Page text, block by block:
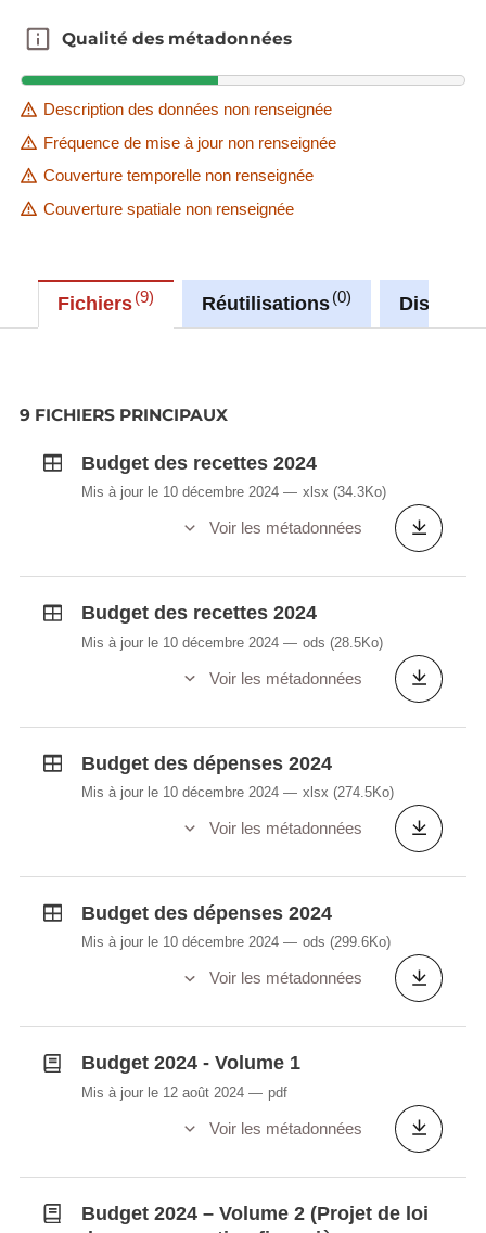
Qualité des métadonnées
Qualité des métadonnées
Description des données non renseignée
Fréquence de mise à jour non renseignée
Couverture temporelle non renseignée
Couverture spatiale non renseignée
Fichiers 9 Réutilisations 0
9 FICHIERS PRINCIPAUX
Budget des recettes 2024
Mis à jour le 10 décembre 2024 xlsx (34.3Ko)
Voir les métadonnées
Budget des recettes 2024
Mis à jour le 10 décembre 2024 ods (28.5Ko)
Voir les métadonnées
Budget des dépenses 2024
Mis à jour le 10 décembre 2024 xlsx (274.5Ko)
Voir les métadonnées
Budget des dépenses 2024
Mis à jour le 10 décembre 2024 ods (299.6Ko)
Voir les métadonnées
Budget 2024 - Volume 1
Mis à jour le 12 août 2024 pdf
Voir les métadonnées
Budget 2024 – Volume 2 (Projet de loi